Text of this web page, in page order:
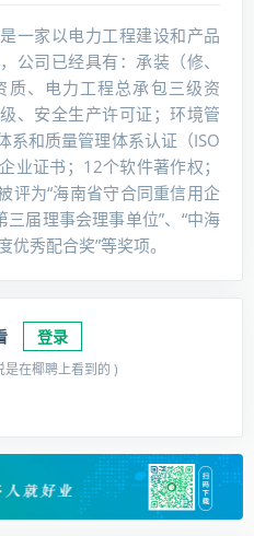
一家以电力工程建设和产品
公司已经具有：承装（修、
、电力工程总承包三级资
、安全生产许可证；环境管
系和质量管理体系认证（ISO
业证书；12个软件著作权；
评为“海南省守合同重信用企
三届理事会理事单位”、“中海
秀配合奖”等奖项。
登录
是在椰聘上看到的 )